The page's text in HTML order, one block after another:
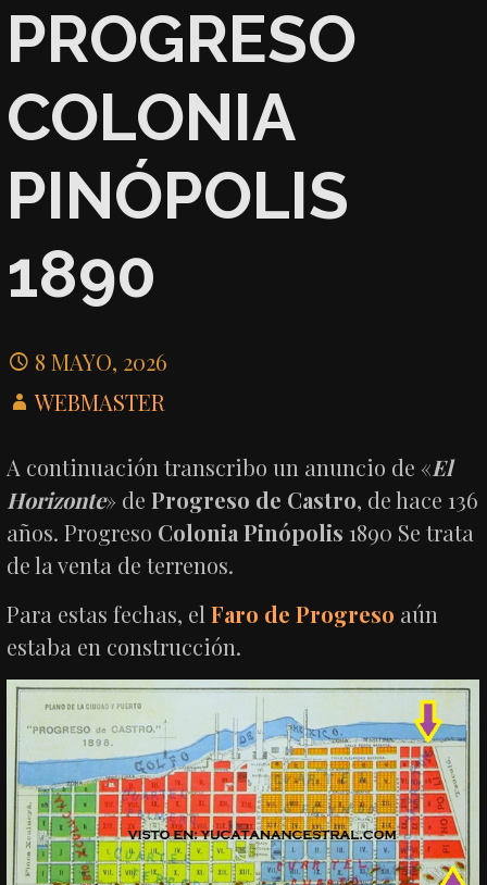
PROGRESO
COLONIA
PINÓPOLIS
1890
8 MAYO, 2026
WEBMASTER
A continuación transcribo un anuncio de «El
Horizonte» deProgreso de Castro, de hace 136
años. Progreso Colonia Pinópolis 1890 Se trata
de la venta de terrenos.
Para estas fechas, elFaro de Progreso aún
estaba en construcción.